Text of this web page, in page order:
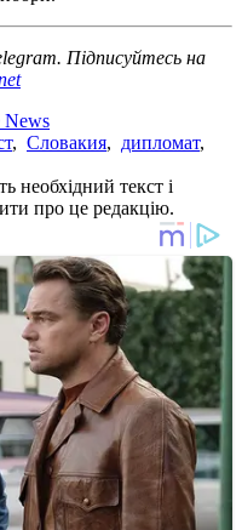
Підписуйтесь на
News
, Словакия, дипломат,
необхідний текст і
про це редакцію.